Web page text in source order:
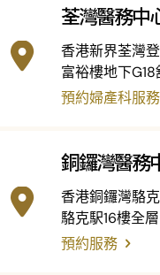
荃灣醫務中
香港新界荃灣
富裕樓地下G18
預約婦產科服務
銅鑼灣醫務
香港銅鑼灣駱
駱克駅16樓全層
預約服務